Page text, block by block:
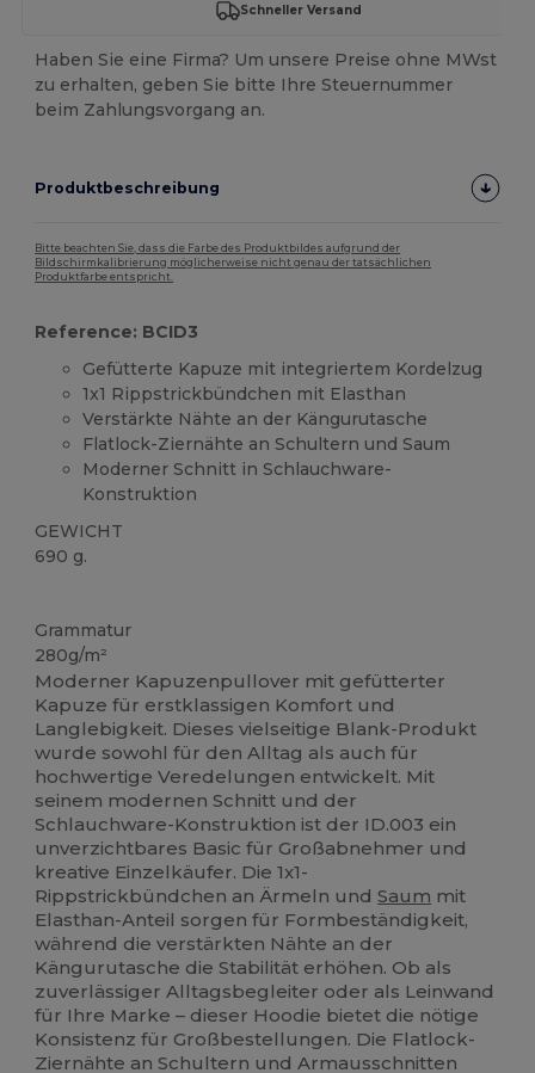
Schneller Versand
Haben Sie eine Firma? Um unsere Preise ohne MWst
zu erhalten, geben Sie bitte Ihre Steuernummer
beim Zahlungsvorgang an.
Produktbeschreibung
Bitte beachten Sie, dass die Farbe des Produktbildes aufgrund der
Bildschirmkalibrierung möglicherweise nicht genau der tatsächlichen
Produktfarbe entspricht.
Reference: BCID3
Gefütterte Kapuze mit integriertem Kordelzug
1x1 Rippstrickbündchen mit Elasthan
Verstärkte Nähte an der Kängurutasche
Flatlock-Ziernähte an Schultern und Saum
Moderner Schnitt in Schlauchware-
Konstruktion
GEWICHT
690 g.
Grammatur
280g/m²
Moderner Kapuzenpullover mit gefütterter
Kapuze für erstklassigen Komfort und
Langlebigkeit. Dieses vielseitige Blank-Produkt
wurde sowohl für den Alltag als auch für
hochwertige Veredelungen entwickelt. Mit
seinem modernen Schnitt und der
Schlauchware-Konstruktion ist der ID.003 ein
unverzichtbares Basic für Großabnehmer und
kreative Einzelkäufer. Die 1x1-
Rippstrickbündchen an Ärmeln undSaum mit
Elasthan-Anteil sorgen für Formbeständigkeit,
während die verstärkten Nähte an der
Kängurutasche die Stabilität erhöhen. Ob als
zuverlässiger Alltagsbegleiter oder als Leinwand
für Ihre Marke – dieser Hoodie bietet die nötige
Konsistenz für Großbestellungen. Die Flatlock-
Ziernähte an Schultern und Armausschnitten